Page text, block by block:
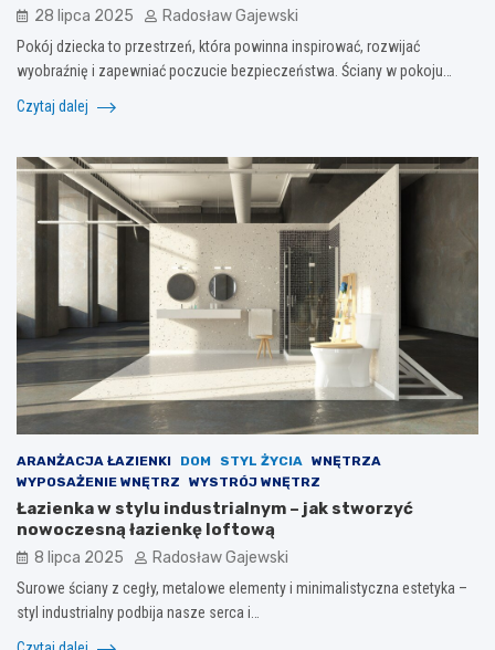
28 lipca 2025 Radosław Gajewski
Pokój dziecka to przestrzeń, która powinna inspirować, rozwijać
wyobraźnię i zapewniać poczucie bezpieczeństwa. Ściany w pokoju…
Czytaj dalej
ARANŻACJA ŁAZIENKI DOM STYL ŻYCIA WNĘTRZA
WYPOSAŻENIE WNĘTRZ
WYSTRÓJ WNĘTRZ
Łazienka w stylu industrialnym – jak stworzyć
nowoczesną łazienkę loftową
8 lipca 2025 Radosław Gajewski
Surowe ściany z cegły, metalowe elementy i minimalistyczna estetyka –
styl industrialny podbija nasze serca i…